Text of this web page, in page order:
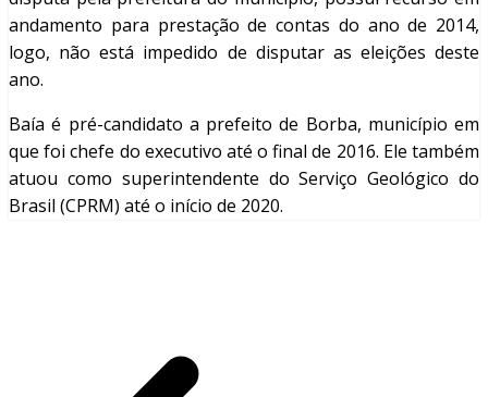
andamento para prestação de contas do ano de 2014,
logo, não está impedido de disputar as eleições deste
ano.
Baía é pré-candidato a prefeito de Borba, município em
que foi chefe do executivo até o final de 2016. Ele também
atuou como superintendente do Serviço Geológico do
Brasil (CPRM) até o início de 2020.